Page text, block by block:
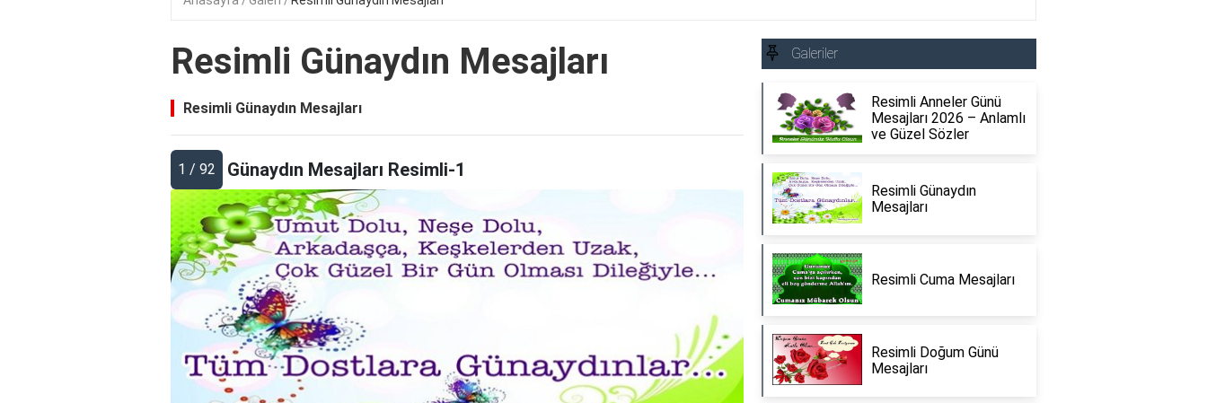
Resimli Günaydın Mesajları
Resimli Günaydın Mesajları
1 / 92 Günaydın Mesajları Resimli-1
Galeriler
Resimli Anneler Günü
Mesajları 2026 – Anlamlı
ve Güzel Sözler
Resimli Günaydın
Mesajları
Resimli Cuma Mesajları
Resimli Doğum Günü
Mesajları